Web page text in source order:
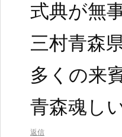
式典が無
三村青森
多くの来
青森魂し
返信